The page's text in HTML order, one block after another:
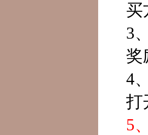
买
3
奖
4
打
5